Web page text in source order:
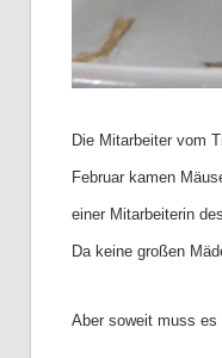
Die Mitarbeiter vom
Februar kamen
einer Mitarbeiterin
Da keine großen
Aber soweit muss